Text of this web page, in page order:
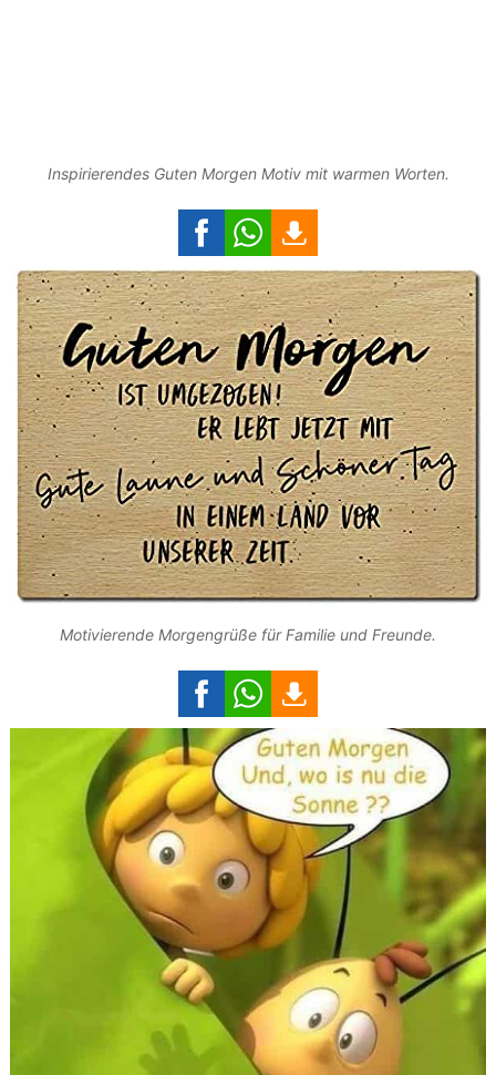
Inspirierendes Guten Morgen Motiv mit warmen Worten.
Motivierende Morgengrüße für Familie und Freunde.